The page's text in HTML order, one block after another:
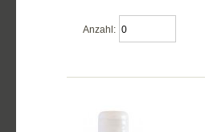
Anzahl: